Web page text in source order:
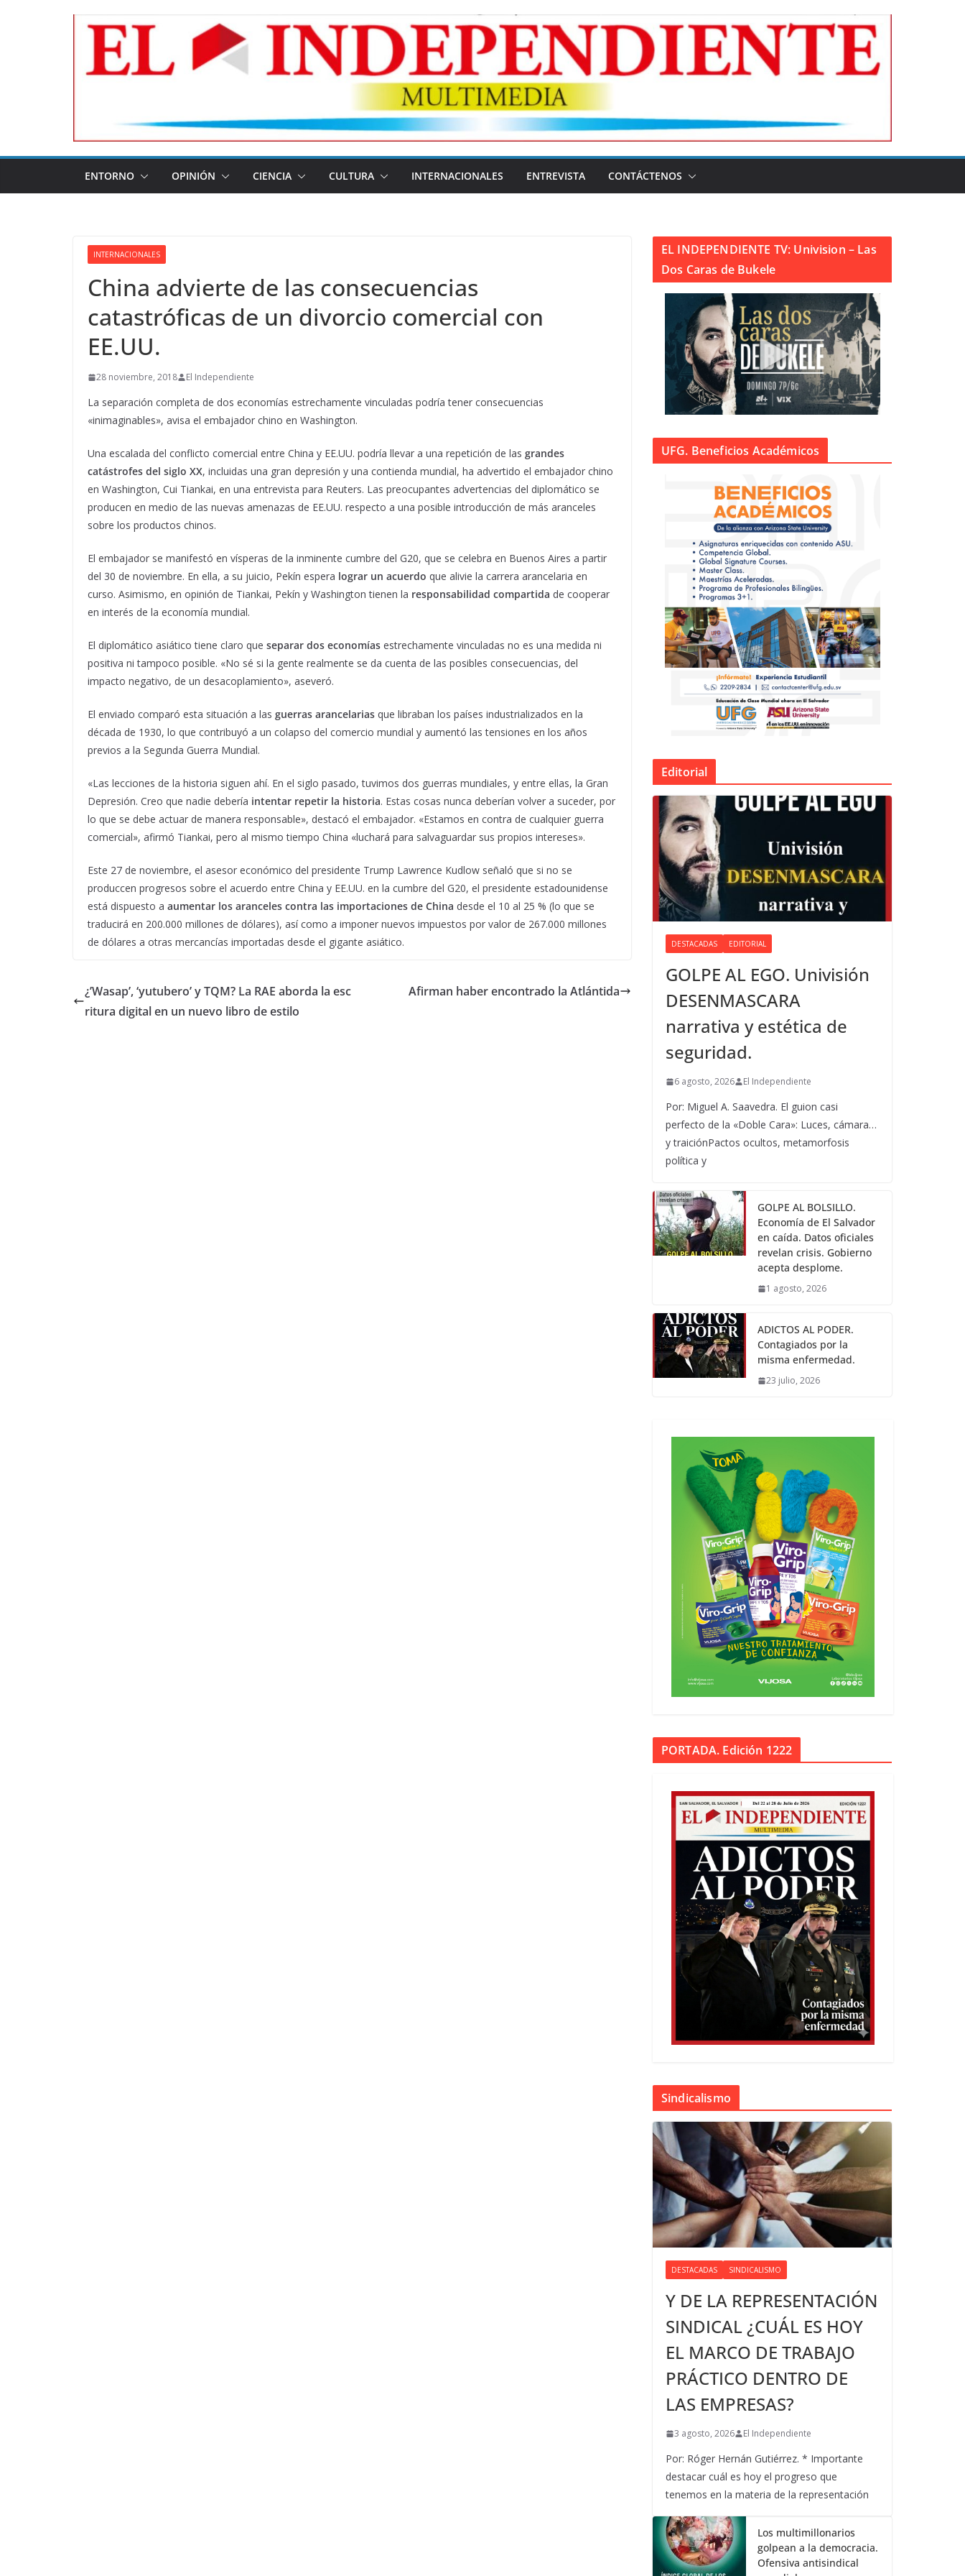
ENTORNO OPINIÓN CIENCIA CULTURA INTERNACIONALES ENTREVISTA CONTÁCTENOS
INTERNACIONALES
China advierte de las consecuencias
catastróficas de un divorcio comercial con
EE.UU.
28 noviembre, 2018 El Independiente
La separación completa de dos economías estrechamente vinculadas podría tener consecuencias
«inimaginables», avisa el embajador chino en Washington.
Una escalada del conflicto comercial entre China y EE.UU. podría llevar a una repetición de las grandes
catástrofes del siglo XX, incluidas una gran depresión y una contienda mundial, ha advertido el embajador chino
en Washington, Cui Tiankai, en una entrevista para Reuters. Las preocupantes advertencias del diplomático se
producen en medio de las nuevas amenazas de EE.UU. respecto a una posible introducción de más aranceles
sobre los productos chinos.
El embajador se manifestó en vísperas de la inminente cumbre del G20, que se celebra en Buenos Aires a partir
del 30 de noviembre. En ella, a su juicio, Pekín espera lograr un acuerdo que alivie la carrera arancelaria en
curso. Asimismo, en opinión de Tiankai, Pekín y Washington tienen la responsabilidad compartida de cooperar
en interés de la economía mundial.
El diplomático asiático tiene claro que separar dos economías estrechamente vinculadas no es una medida ni
positiva ni tampoco posible. «No sé si la gente realmente se da cuenta de las posibles consecuencias, del
impacto negativo, de un desacoplamiento», aseveró.
El enviado comparó esta situación a las guerras arancelarias que libraban los países industrializados en la
década de 1930, lo que contribuyó a un colapso del comercio mundial y aumentó las tensiones en los años
previos a la Segunda Guerra Mundial.
«Las lecciones de la historia siguen ahí. En el siglo pasado, tuvimos dos guerras mundiales, y entre ellas, la Gran
Depresión. Creo que nadie debería intentar repetir la historia. Estas cosas nunca deberían volver a suceder, por
lo que se debe actuar de manera responsable», destacó el embajador. «Estamos en contra de cualquier guerra
comercial», afirmó Tiankai, pero al mismo tiempo China «luchará para salvaguardar sus propios intereses».
Este 27 de noviembre, el asesor económico del presidente Trump Lawrence Kudlow señaló que si no se
produccen progresos sobre el acuerdo entre China y EE.UU. en la cumbre del G20, el presidente estadounidense
está dispuesto a aumentar los aranceles contra las importaciones de China desde el 10 al 25 % (lo que se
traducirá en 200.000 millones de dólares), así como a imponer nuevos impuestos por valor de 267.000 millones
de dólares a otras mercancías importadas desde el gigante asiático.
¿’Wasap’, ‘yutubero’ y TQM? La RAE aborda la esc
ritura digital en un nuevo libro de estilo
Afirman haber encontrado la Atlántida
EL INDEPENDIENTE TV: Univision – Las
Dos Caras de Bukele
UFG. Beneficios Académicos
Editorial
DESTACADAS EDITORIAL
GOLPE AL EGO. Univisión
DESENMASCARA
narrativa y estética de
seguridad.
6 agosto, 2026 El Independiente
Por: Miguel A. Saavedra. El guion casi
perfecto de la «Doble Cara»: Luces, cámara…
y traiciónPactos ocultos, metamorfosis
política y
GOLPE AL BOLSILLO.
Economía de El Salvador
en caída. Datos oficiales
revelan crisis. Gobierno
acepta desplome.
1 agosto, 2026
ADICTOS AL PODER.
Contagiados por la
misma enfermedad.
23 julio, 2026
PORTADA. Edición 1222
Sindicalismo
DESTACADAS SINDICALISMO
Y DE LA REPRESENTACIÓN
SINDICAL ¿CUÁL ES HOY
EL MARCO DE TRABAJO
PRÁCTICO DENTRO DE
LAS EMPRESAS?
3 agosto, 2026 El Independiente
Por: Róger Hernán Gutiérrez. * Importante
destacar cuál es hoy el progreso que
tenemos en la materia de la representación
Los multimillonarios
golpean a la democracia.
Ofensiva antisindical